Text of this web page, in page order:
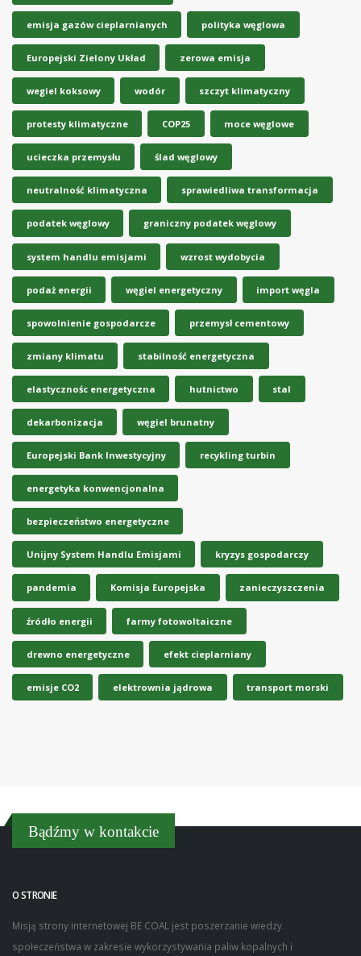
emisja gazów cieplarnianych polityka węglowa
Europejski Zielony Układ zerowa emisja
wegiel koksowy wodór szczyt klimatyczny
protesty klimatyczne COP25 moce węglowe
ucieczka przemysłu ślad węglowy
neutralność klimatyczna sprawiedliwa transformacja
podatek węglowy graniczny podatek węglowy
system handlu emisjami wzrost wydobycia
podaż energii węgiel energetyczny import węgla
spowolnienie gospodarcze przemysł cementowy
zmiany klimatu stabilność energetyczna
elastycznośc energetyczna hutnictwo stal
dekarbonizacja węgiel brunatny
Europejski Bank Inwestycyjny recykling turbin
energetyka konwencjonalna
bezpieczeństwo energetyczne
Unijny System Handlu Emisjami kryzys gospodarczy
pandemia Komisja Europejska zanieczyszczenia
źródło energii farmy fotowoltaiczne
drewno energetyczne efekt cieplarniany
emisje CO2 elektrownia jądrowa transport morski
Bądźmy w kontakcie
O STRONIE
Misją strony internetowej BE COAL jest poszerzanie wiedzy
społeczeństwa w zakresie wykorzystywania paliw kopalnych i